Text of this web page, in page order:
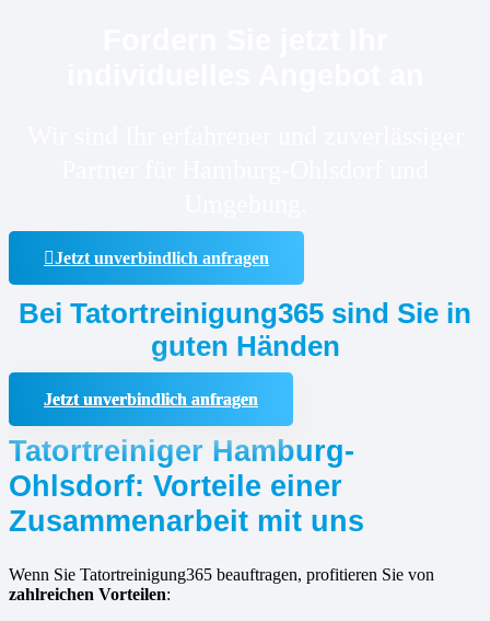
Jetzt unverbindlich anfragen
Bei Tatortreinigung365 sind Sie in
guten Händen
Jetzt unverbindlich anfragen
Tatortreiniger Hamburg-
Ohlsdorf: Vorteile einer
Zusammenarbeit mit uns
Wenn Sie Tatortreinigung365 beauftragen, profitieren Sie von
zahlreichen Vorteilen: